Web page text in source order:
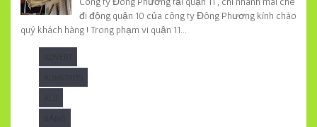
đi động quận 10 của công ty Đông Phương kính chào
quý khách hàng ! Trong phạm vi quận 11...
ADVERT
ADWORDS
ALU